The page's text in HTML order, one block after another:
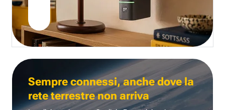
Sempre connessi, anche dove la
rete terrestre non arriva